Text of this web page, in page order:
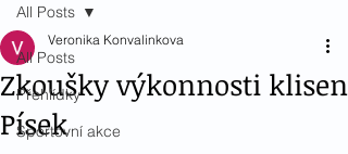
All Posts
Přehlídky
Sportovní akce
All Posts
Zkoušky výkonnosti klisen
Písek
Veronika Konvalinkova